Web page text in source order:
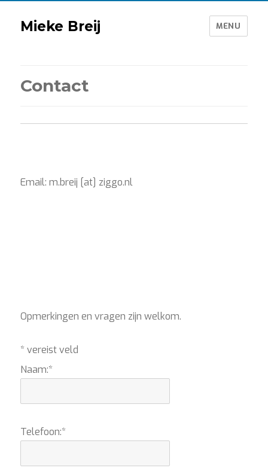
Mieke Breij MENU
Contact
Email: m.breij [at] ziggo.nl
Opmerkingen en vragen zijn welkom.
* vereist veld
Naam:*
Telefoon:*